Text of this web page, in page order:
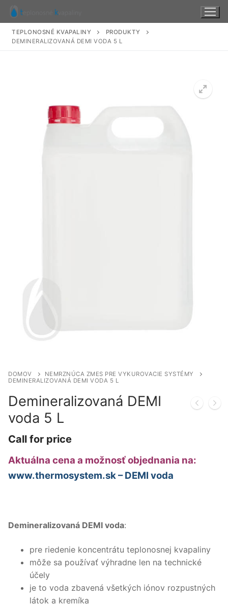
obsahTEPLONOSNÉ KVAPALINY
PRODUKTY
DEMINERALIZOVANÁ DEMI VODA 5 L
DOMOV
NEMRZNÚCA ZMES PRE VYKUROVACIE SYSTÉMY
DEMINERALIZOVANÁ DEMI VODA 5 L
Demineralizovaná DEMI
voda 5 L
Call for price
Aktuálna cena a možnosť objednania na:
www.thermosystem.sk – DEMI voda
Demineralizovaná DEMI voda:
pre riedenie koncentrátu teplonosnej kvapaliny
môže sa používať výhradne len na technické
účely
je to voda zbavená všetkých iónov rozpustných
látok a kremíka